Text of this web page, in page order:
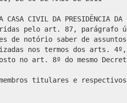
CASA CIVIL DA PRESIDÊNCIA
pelo art. 87,
de notório saber de
nos termos dos arts. 4º,
no art. 8º do mesmo
titulares e